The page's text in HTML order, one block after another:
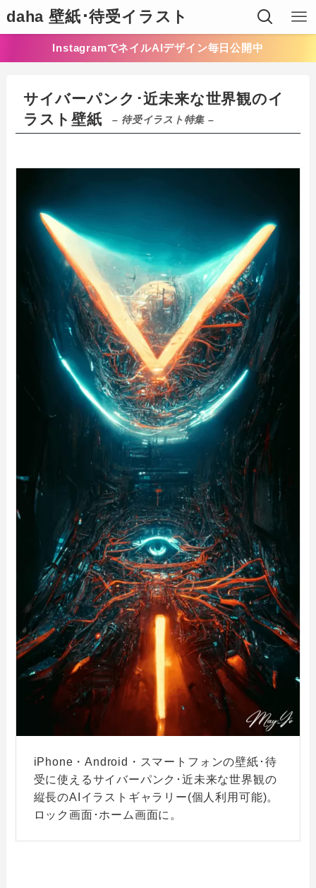
daha 壁紙･待受イラスト
InstagramでネイルAIデザイン毎日公開中
サイバーパンク･近未来な世界観のイ
ラスト壁紙
– 待受イラスト特集 –
iPhone・Android・スマートフォンの壁紙･待
受に使えるサイバーパンク･近未来な世界観の
縦長のAIイラストギャラリー(個人利用可能)。
ロック画面･ホーム画面に。